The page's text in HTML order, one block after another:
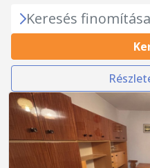
Keresés finomítása